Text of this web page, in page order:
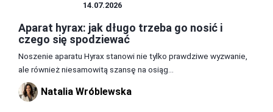
14.07.2026
Aparat hyrax: jak długo trzeba go nosić i
czego się spodziewać
Noszenie aparatu Hyrax stanowi nie tylko prawdziwe wyzwanie,
ale również niesamowitą szansę na osiąg...
Natalia Wróblewska